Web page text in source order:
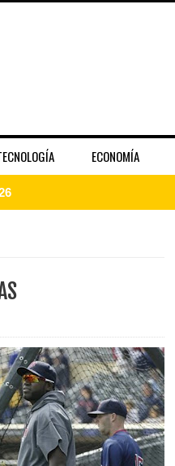
ECONOMÍA
el “Canto a la Patria”
residencias artísticas en
de lujo en el Hard